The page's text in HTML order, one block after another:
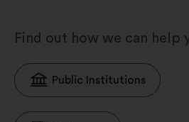
Find out how we can help
Public Institutions